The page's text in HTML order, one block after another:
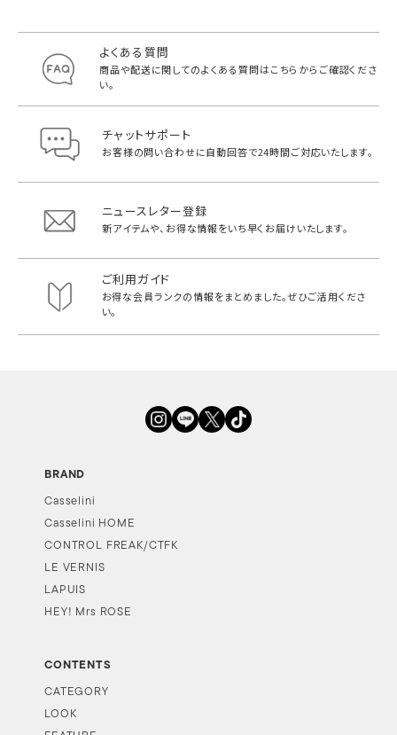
よくある質問
商品や配送に関してのよくある質問はこちらからご確認くださ
い。
チャットサポート
お客様の問い合わせに自動回答で24時間ご対応いたします。
ニュースレター登録
新アイテムや、お得な情報をいち早く お届けいたします。
ご利用ガイド
お得な会員ランクの情報をまとめました。ぜひご活用くださ
い。
BRAND
Casselini
Casselini HOME
CONTROL FREAK/CTFK
LE VERNIS
LAPUIS
HEY! Mrs ROSE
CONTENTS
CATEGORY
LOOK